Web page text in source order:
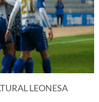
LEONESA